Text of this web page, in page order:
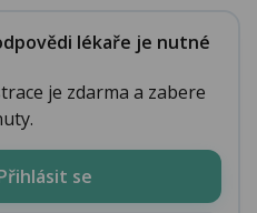
lékaře je nutné
je zdarma a zabere
se